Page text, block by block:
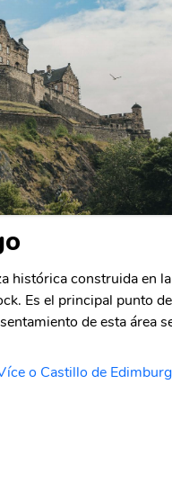
histórica construida en
Es el principal punto de
de esta área
o Castillo de